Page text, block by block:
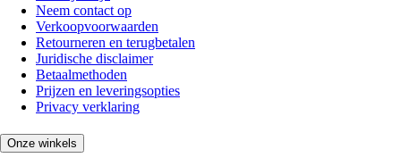
Neem contact op
Verkoopvoorwaarden
Retourneren en terugbetalen
Juridische disclaimer
Betaalmethoden
Prijzen en leveringsopties
Privacy verklaring
Onze winkels